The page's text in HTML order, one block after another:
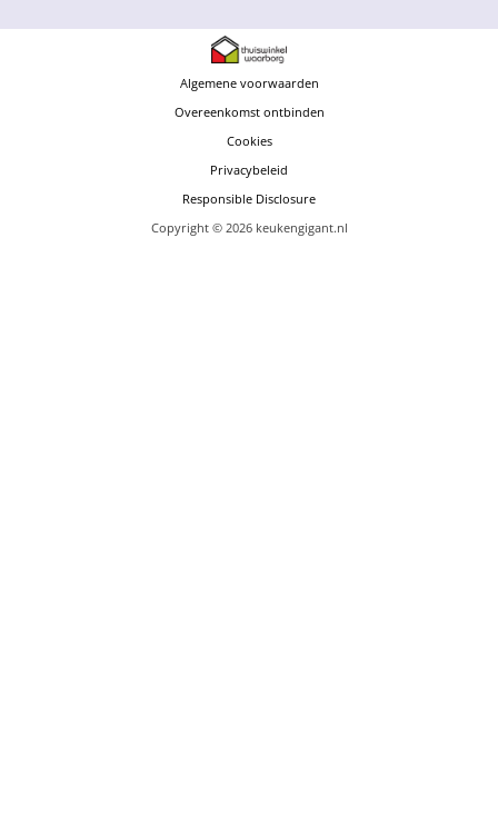
Algemene voorwaarden
Overeenkomst ontbinden
Cookies
Privacybeleid
Responsible Disclosure
Copyright © 2026 keukengigant.nl